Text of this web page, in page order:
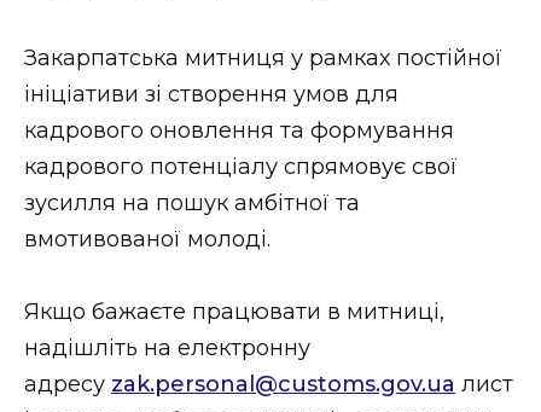
НОВИНИ ЗАХІДНОЇ УКРАЇНИ
ФОТО
ВІДЕО
Закарпатська митниця у рамках постійної
ініціативи зі створення умов для
кадрового оновлення та формування
кадрового потенціалу спрямовує свої
зусилля на пошук амбітної та
вмотивованої молоді.
Якщо бажаєте працювати в митниці,
надішліть на електронну
адресу zak.personal@customs.gov.ua лист